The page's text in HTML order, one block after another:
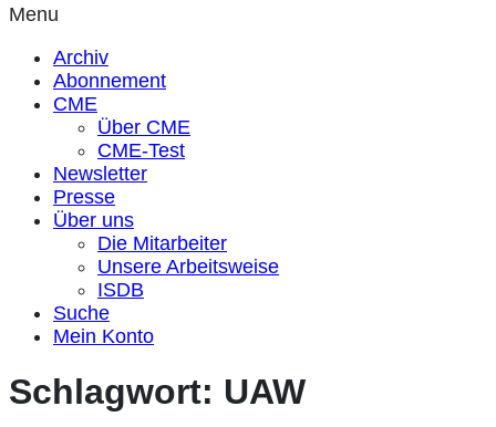
Menu
Archiv
Abonnement
CME
Über CME
CME-Test
Newsletter
Presse
Über uns
Die Mitarbeiter
Unsere Arbeitsweise
ISDB
Suche
Mein Konto
Schlagwort: UAW